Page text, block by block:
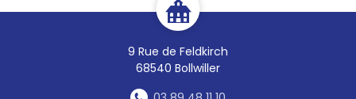
9 Rue de Feldkirch
68540 Bollwiller